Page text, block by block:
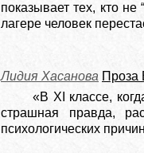
показывает тех, кто не
лагере человек
Лидия Хасанова Проза
«В XI классе,
страшная правда,
психологических